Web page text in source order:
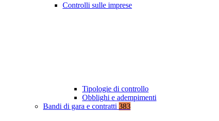
Controlli sulle imprese
Tipologie di controllo
Obblighi e adempimenti
Bandi di gara e contratti 383